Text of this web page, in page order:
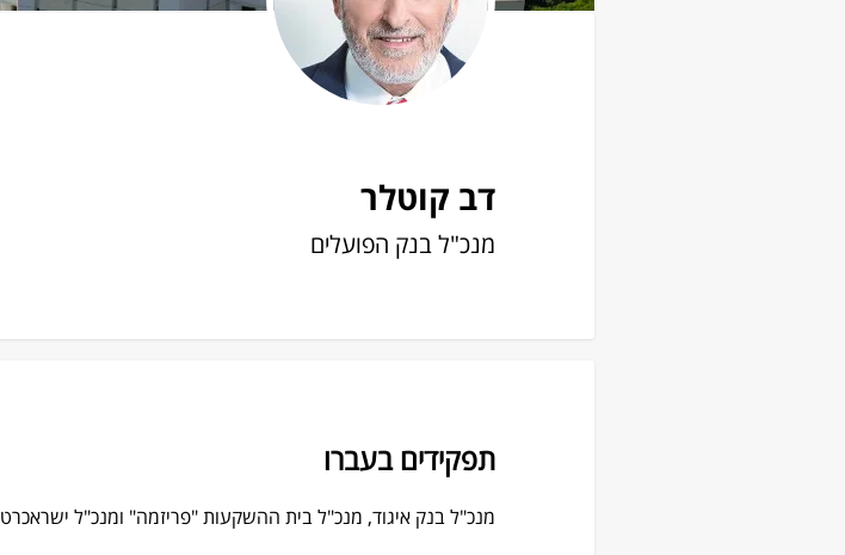
דב קוטלר
מנכ"ל בנק הפועלים
תפקידים בעברו
מנכ"ל בנק איגוד, מנכ"ל בית ההשקעות "פריזמה" ומנכ"ל ישראכרט